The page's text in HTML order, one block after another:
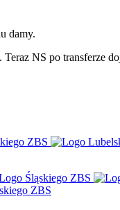
damy.
NS po transferze